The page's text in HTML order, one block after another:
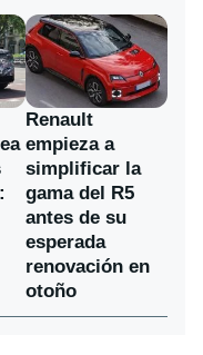
Renault
empieza a
simplificar la
gama del R5
antes de su
esperada
renovación en
otoño